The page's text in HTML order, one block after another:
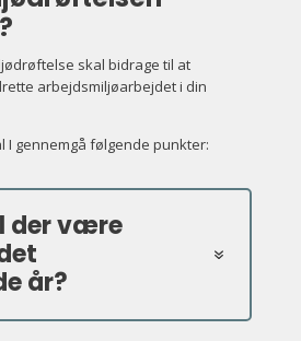
skal bidrage til at
arbejdsmiljøarbejdet i din
I gennemgå følgende punkter:
der være
år?